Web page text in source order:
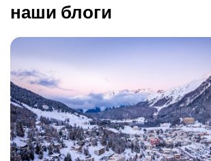
наши блоги